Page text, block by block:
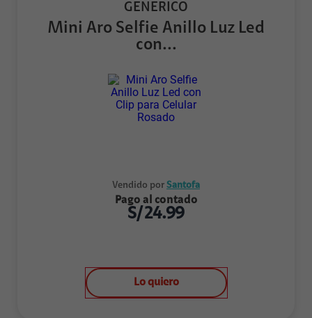
GENÉRICO
Mini Aro Selfie Anillo Luz Led
con...
Vendido por Santofa
Pago al contado
S/24.99
Lo quiero